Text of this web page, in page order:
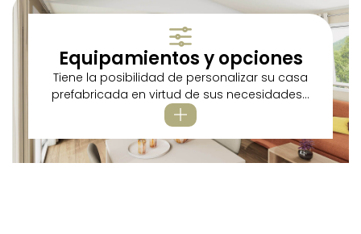
Equipamientos y opciones
Tiene la posibilidad de personalizar su casa
prefabricada en virtud de sus necesidades...